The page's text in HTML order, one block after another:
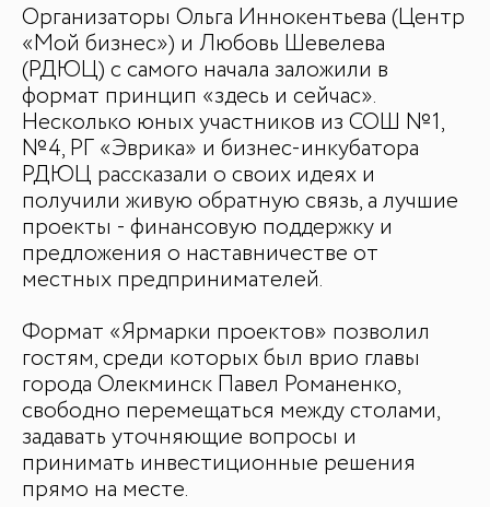
Организаторы Ольга Иннокентьева (Центр
«Мой бизнес») и Любовь Шевелева
(РДЮЦ) с самого начала заложили в
формат принцип «здесь и сейчас».
Несколько юных участников из СОШ №1,
№4, РГ «Эврика» и бизнес-инкубатора
РДЮЦ рассказали о своих идеях и
получили живую обратную связь, а лучшие
проекты - финансовую поддержку и
предложения о наставничестве от
местных предпринимателей.
Формат «Ярмарки проектов» позволил
гостям, среди которых был врио главы
города Олекминск Павел Романенко,
свободно перемещаться между столами,
задавать уточняющие вопросы и
принимать инвестиционные решения
прямо на месте.